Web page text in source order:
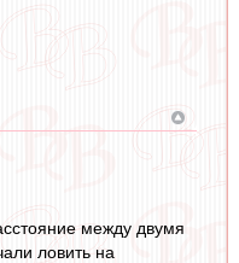
между двумя
ловить на